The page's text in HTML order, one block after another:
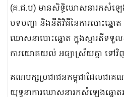
(គ.ជ.ប) មានសិទ្ធិឃោសនារកសំឡេ
បទបញ្ជា និងនីតិវិធីនៃការបោះឆ្នោ
ឃោសនាបោះឆ្នោត ក្នុងស្មារតីទទួ
ការយោគយល់ អធ្យាស្រ័យគ្នា ទៅ
គណបក្សប្រជាជនកម្ពុជាដែលជាគ
យុទ្ធនាការឃោសនារកសំឡេងឆ្នោ